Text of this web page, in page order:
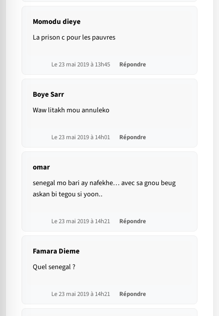
Momodu dieye
La prison c pour les pauvres
Le 23 mai 2019 à 13h45 Répondre
Boye Sarr
Waw litakh mou annuleko
Le 23 mai 2019 à 14h01 Répondre
omar
senegal mo bari ay nafekhe… avec sa gnou beug
askan bi tegou si yoon..
Le 23 mai 2019 à 14h21 Répondre
Famara Dieme
Quel senegal ?
Le 23 mai 2019 à 14h21 Répondre